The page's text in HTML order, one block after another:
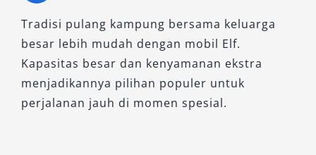
Tradisi pulang kampung bersama keluarga
besar lebih mudah dengan mobil Elf.
Kapasitas besar dan kenyamanan ekstra
menjadikannya pilihan populer untuk
perjalanan jauh di momen spesial.